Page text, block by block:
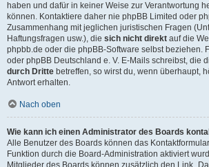
haben und dafür in keiner Weise zur Verantwortung
können. Kontaktiere daher nie phpBB Limited oder
Zusammenhang mit jeglichen juristischen Fragen
Haftungsfragen usw.), die sich nicht direkt auf die
phpbb.de oder die phpBB-Software selbst beziehen.
oder phpBB Deutschland e. V. E-Mails schreibst, die
durch Dritte betreffen, so wirst du, wenn überhaupt,
Antwort erhalten.
Nach oben
Wie kann ich einen Administrator des Boards
Alle Benutzer des Boards können das
Funktion durch die Board-Administration aktiviert
Mitglieder des Boards können zusätzlich den Link